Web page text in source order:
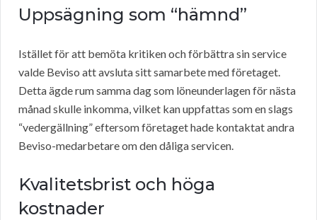
Uppsägning som “hämnd”
Istället för att bemöta kritiken och förbättra sin service
valde Beviso att avsluta sitt samarbete med företaget.
Detta ägde rum samma dag som löneunderlagen för nästa
månad skulle inkomma, vilket kan uppfattas som en slags
“vedergällning” eftersom företaget hade kontaktat andra
Beviso-medarbetare om den dåliga servicen.
Kvalitetsbrist och höga
kostnader